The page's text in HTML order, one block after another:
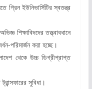
গ্রিন ইউনিভার্সিটির স্বতন্ত্র
শিক্ষাবিদদের তত্ত্বাবধানে
পরিমার্জন করা হচ্ছে।
থেকে উচ্চ ডিগ্রীপ্রাপ্ত
সুবিধা।